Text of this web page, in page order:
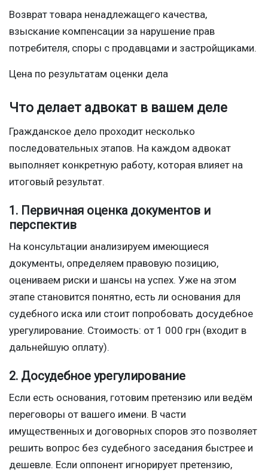
Возврат товара ненадлежащего качества,
взыскание компенсации за нарушение прав
потребителя, споры с продавцами и застройщиками.
Цена по результатам оценки дела
Что делает адвокат в вашем деле
Гражданское дело проходит несколько
последовательных этапов. На каждом адвокат
выполняет конкретную работу, которая влияет на
итоговый результат.
1. Первичная оценка документов и
перспектив
На консультации анализируем имеющиеся
документы, определяем правовую позицию,
оцениваем риски и шансы на успех. Уже на этом
этапе становится понятно, есть ли основания для
судебного иска или стоит попробовать досудебное
урегулирование. Стоимость: от 1 000 грн (входит в
дальнейшую оплату).
2. Досудебное урегулирование
Если есть основания, готовим претензию или ведём
переговоры от вашего имени. В части
имущественных и договорных споров это позволяет
решить вопрос без судебного заседания быстрее и
дешевле. Если оппонент игнорирует претензию,